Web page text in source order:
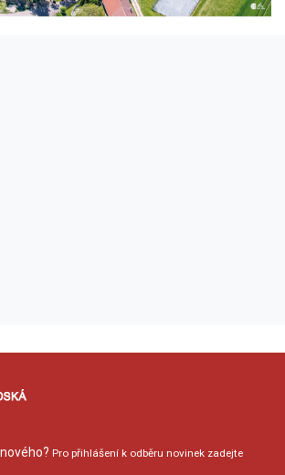
Pro přihlášení k odběru novinek zadejte